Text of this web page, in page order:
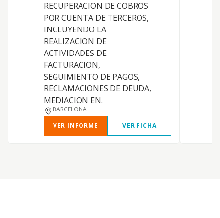
RECUPERACION DE COBROS
POR CUENTA DE TERCEROS,
INCLUYENDO LA
REALIZACION DE
ACTIVIDADES DE
FACTURACION,
SEGUIMIENTO DE PAGOS,
RECLAMACIONES DE DEUDA,
MEDIACION EN.
BARCELONA
VER INFORME
VER FICHA